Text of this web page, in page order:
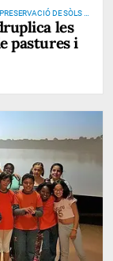
DE SÒLS I
les
pastures i